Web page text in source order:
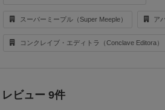
スーパーミープル（Super Meeple） ア
コンクレイブ・エディトラ（Conclave Editora）
レビュー 9件